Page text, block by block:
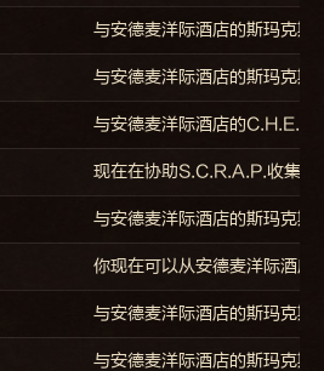
与安德麦洋际酒店的斯玛克
与安德麦洋际酒店的斯玛克
与安德麦洋际酒店的
现在在协助S.C.R.A.P.收集时
与安德麦洋际酒店的斯玛克
你现在可以从安德麦洋际酒
与安德麦洋际酒店的斯玛克
与安德麦洋际酒店的斯玛克